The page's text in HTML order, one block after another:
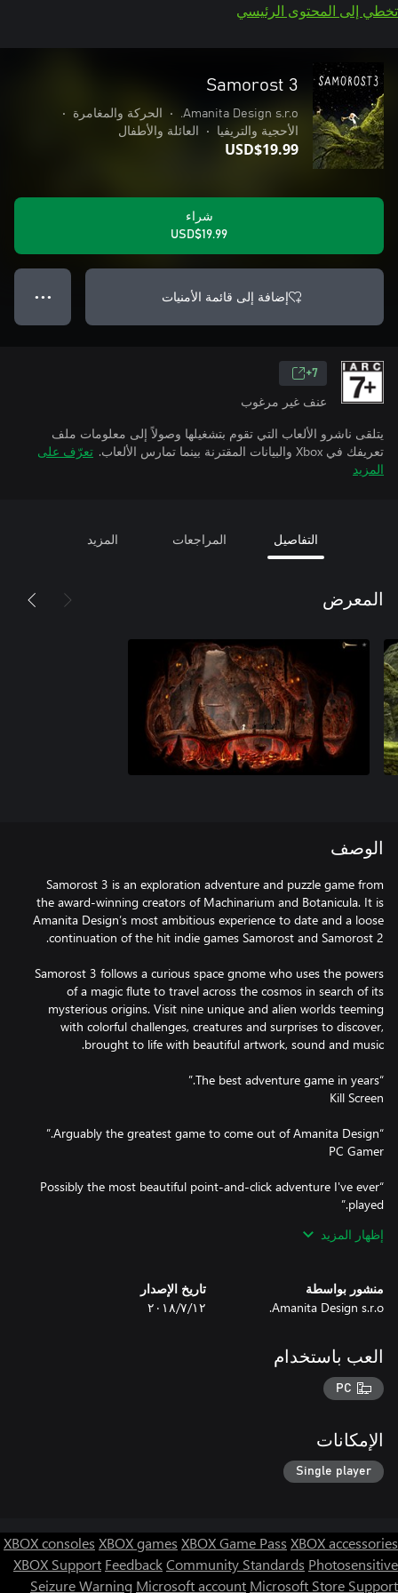
تخطي إلى المحتوى الرئيسي
Samorost 3
Amanita Design s.r.o.
• الحركة والمغامرة
•
الأحجية والتريفيا
• العائلة والأطفال
USD$19.99
شراء
USD$19.99
إضافة إلى قائمة الأمنيات ● ● ●
7+
عنف غير مرغوب
يتلقى ناشرو الألعاب التي تقوم بتشغيلها وصولاً إلى معلومات ملف
تعريفك في Xbox والبيانات المقترنة بينما تمارس الألعاب.
تعرّف على
المزيد
التفاصيل المراجعات المزيد
المعرض
الوصف
Samorost 3 is an exploration adventure and puzzle game from
the award-winning creators of Machinarium and Botanicula. It is
Amanita Design’s most ambitious experience to date and a loose
Samorost 3 follows a curious space gnome who uses the powers
of a magic flute to travel across the cosmos in search of its
mysterious origins. Visit nine unique and alien worlds teeming
with colorful challenges, creatures and surprises to discover,
“Possibly the most beautiful point-and-click adventure I've ever
إظهار المزيد
منشور بواسطة
Amanita Design s.r.o.
تاريخ الإصدار
١٢‏/٧‏/٢٠١٨
العب باستخدام
PC
الإمكانات
Single player
XBOX consoles XBOX games XBOX Game Pass XBOX accessories
XBOX Support FeedbackCommunity Standards Photosensitive
Seizure Warning Microsoft account Microsoft Store Support